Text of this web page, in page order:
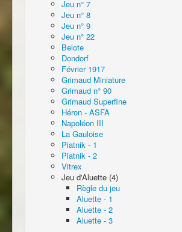
Jeu n° 7
Jeu n° 8
Jeu n° 9
Jeu n° 22
Belote
Dondorf
Février 1917
Grimaud Miniature
Grimaud n° 90
Grimaud Superfine
Héron - ASFA
Napoléon III
La Gauloise
Piatnik - 1
Piatnik - 2
Vitrex
Jeu d'Aluette (4)
Règle du jeu
Aluette - 1
Aluette - 2
Aluette - 3